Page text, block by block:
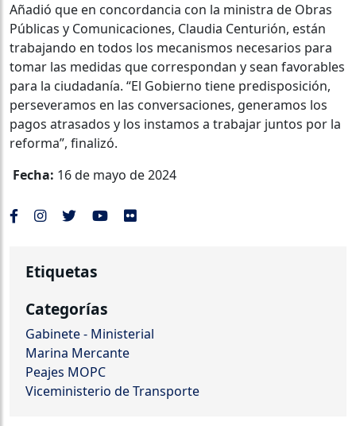
Añadió que en concordancia con la ministra de Obras
Públicas y Comunicaciones, Claudia Centurión, están
trabajando en todos los mecanismos necesarios para
tomar las medidas que correspondan y sean favorables
para la ciudadanía. “El Gobierno tiene predisposición,
perseveramos en las conversaciones, generamos los
pagos atrasados y los instamos a trabajar juntos por la
reforma”, finalizó.
Fecha: 16 de mayo de 2024
Etiquetas
Categorías
Gabinete - Ministerial
Marina Mercante
Peajes MOPC
Viceministerio de Transporte